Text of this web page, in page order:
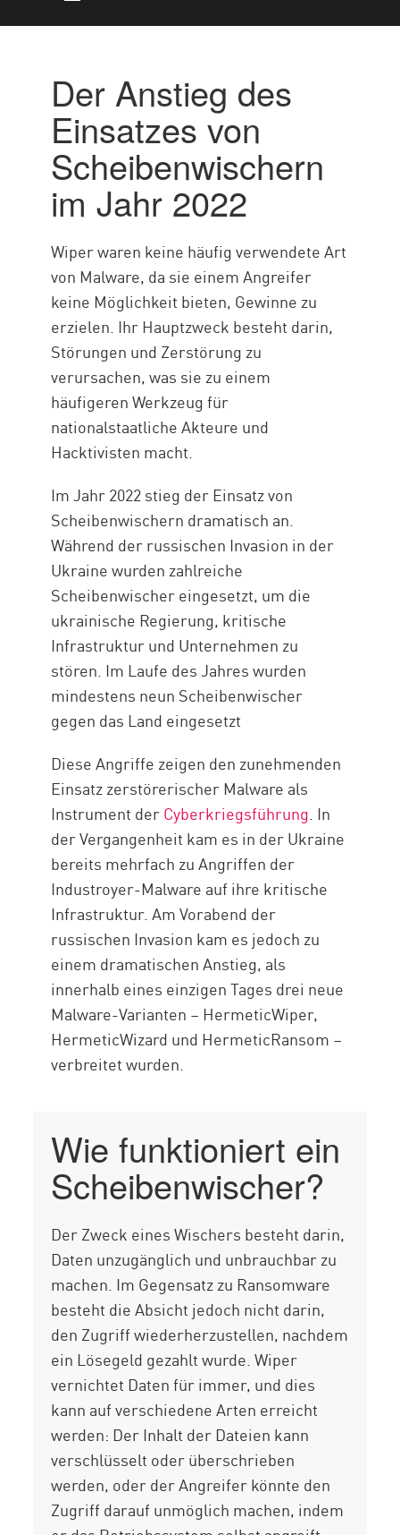
Die Wichtigkeit
Techniken
Vor Scheibenwischern schützen
Lösungen von Check Point
Der Anstieg des
Einsatzes von
Scheibenwischern
im Jahr 2022
Wiper waren keine häufig verwendete Art
von Malware, da sie einem Angreifer
keine Möglichkeit bieten, Gewinne zu
erzielen. Ihr Hauptzweck besteht darin,
Störungen und Zerstörung zu
verursachen, was sie zu einem
häufigeren Werkzeug für
nationalstaatliche Akteure und
Hacktivisten macht.
Im Jahr 2022 stieg der Einsatz von
Scheibenwischern dramatisch an.
Während der russischen Invasion in der
Ukraine wurden zahlreiche
Scheibenwischer eingesetzt, um die
ukrainische Regierung, kritische
Infrastruktur und Unternehmen zu
stören. Im Laufe des Jahres wurden
mindestens neun Scheibenwischer
gegen das Land eingesetzt
Diese Angriffe zeigen den zunehmenden
Einsatz zerstörerischer Malware als
Instrument derCyberkriegsführung. In
der Vergangenheit kam es in der Ukraine
bereits mehrfach zu Angriffen der
Industroyer-Malware auf ihre kritische
Infrastruktur. Am Vorabend der
russischen Invasion kam es jedoch zu
einem dramatischen Anstieg, als
innerhalb eines einzigen Tages drei neue
Malware-Varianten – HermeticWiper,
HermeticWizard und HermeticRansom –
verbreitet wurden.
Wie funktioniert ein
Scheibenwischer?
Der Zweck eines Wischers besteht darin,
Daten unzugänglich und unbrauchbar zu
machen. Im Gegensatz zu Ransomware
besteht die Absicht jedoch nicht darin,
den Zugriff wiederherzustellen, nachdem
ein Lösegeld gezahlt wurde. Wiper
vernichtet Daten für immer, und dies
kann auf verschiedene Arten erreicht
werden: Der Inhalt der Dateien kann
verschlüsselt oder überschrieben
werden, oder der Angreifer könnte den
Zugriff darauf unmöglich machen, indem